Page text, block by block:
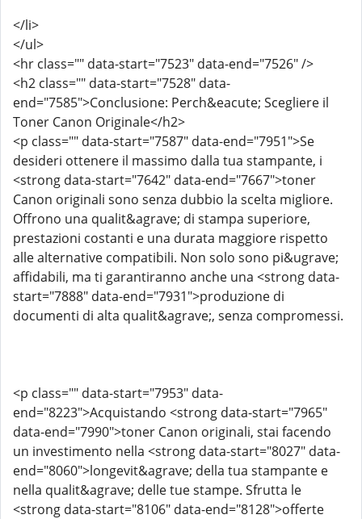
</li>
</ul>
<hr class="" data-start="7523" data-end="7526" />
<h2 class="" data-start="7528" data-
end="7585">Conclusione: Perch&eacute; Scegliere il
Toner Canon Originale</h2>
<p class="" data-start="7587" data-end="7951">Se
desideri ottenere il massimo dalla tua stampante, i
<strong data-start="7642" data-end="7667">toner
Canon originali sono senza dubbio la scelta migliore.
Offrono una qualit&agrave; di stampa superiore,
prestazioni costanti e una durata maggiore rispetto
alle alternative compatibili. Non solo sono pi&ugrave;
affidabili, ma ti garantiranno anche una <strong data-
start="7888" data-end="7931">produzione di
documenti di alta qualit&agrave;, senza compromessi.
<p class="" data-start="7953" data-
end="8223">Acquistando <strong data-start="7965"
data-end="7990">toner Canon originali, stai facendo
un investimento nella <strong data-start="8027" data-
end="8060">longevit&agrave; della tua stampante e
nella qualit&agrave; delle tue stampe. Sfrutta le
<strong data-start="8106" data-end="8128">offerte